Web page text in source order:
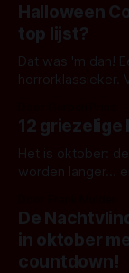
Halloween
top lijst?
Dat was 'm dan!
horrorklassieker.
zien komen.
reacties maken
12
Het is oktober:
worden langer…
griezelige
De
in oktober
countdown!